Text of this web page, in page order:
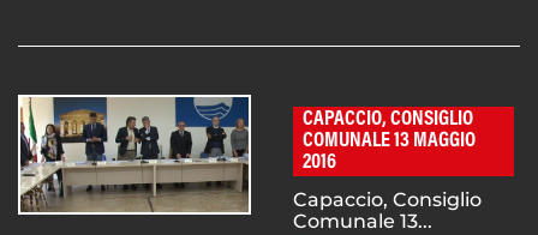
CAPACCIO, CONSIGLIO
COMUNALE 13 MAGGIO
2016
Capaccio, Consiglio
Comunale 13...